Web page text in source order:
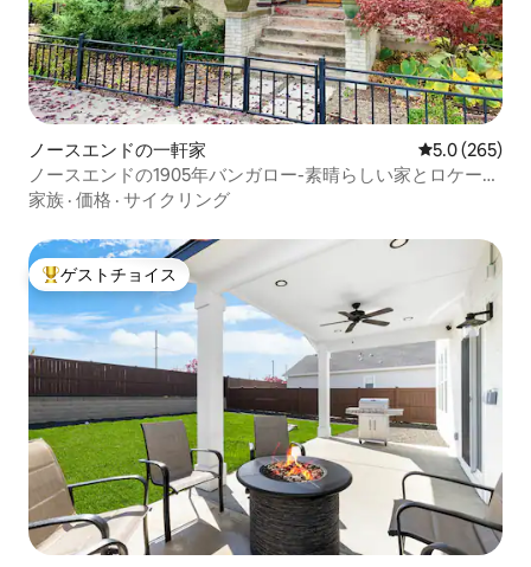
ノースエンドの一軒家 レビュー265
5.0 (265)
ノースエンドの1905年バンガロー-素晴らしい家とロケーシ
ョン
家族 · 価格 · サイクリング
大好評のゲストチョイスです。
ゲストチョイス